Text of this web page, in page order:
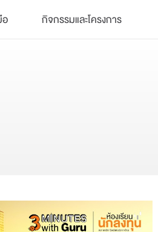
กิจกรรมและโครงการ